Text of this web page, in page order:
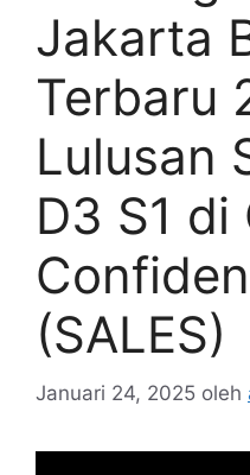
Jakarta
Terbaru
Lulusan
D3 S1
(SALES)
Januari 24, 2025 oleh